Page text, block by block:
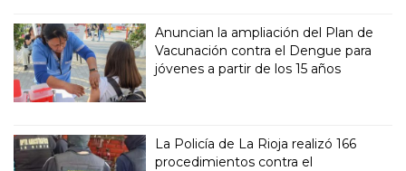
Anuncian la ampliación del Plan de
Vacunación contra el Dengue para
jóvenes a partir de los 15 años
La Policía de La Rioja realizó 166
procedimientos contra el